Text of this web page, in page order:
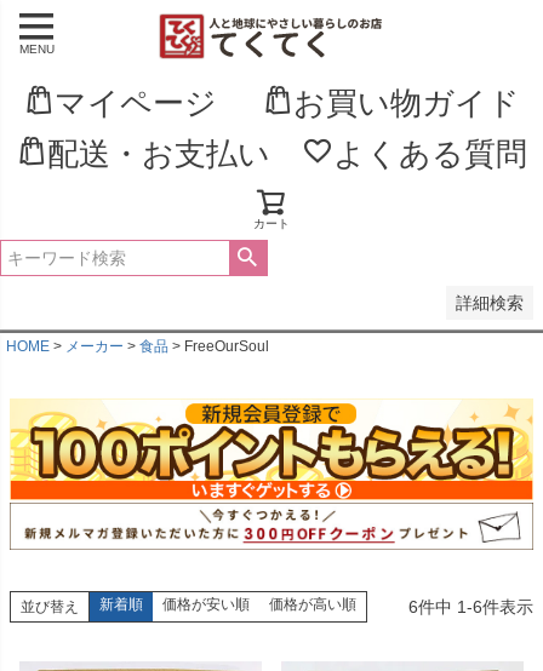
MENU
マイページ
お買い物ガイド
配送・お支払い
よくある質問
カート
詳細検索
新着順
登録順
価格が高い順
優先度順
HOME メーカー 食品 FreeOurSoul
並び替え 新着順 価格が安い順 価格が高い順 6件中 1-6件表示